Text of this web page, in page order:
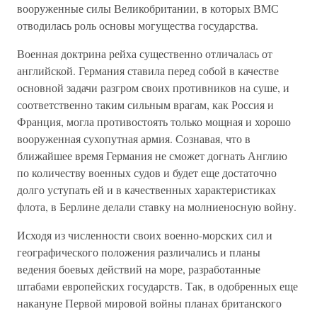
вооруженные силы Великобритании, в которых ВМС
отводилась роль основы могущества государства.
Военная доктрина рейха существенно отличалась от
английской. Германия ставила перед собой в качестве
основной задачи разгром своих противников на суше, и
соответственно таким сильным врагам, как Россия и
Франция, могла противостоять только мощная и хорошо
вооруженная сухопутная армия. Сознавая, что в
ближайшее время Германия не сможет догнать Англию
по количеству военных судов и будет еще достаточно
долго уступать ей и в качественных характеристиках
флота, в Берлине делали ставку на молниеносную войну.
Исходя из численности своих военно-морских сил и
географического положения различались и планы
ведения боевых действий на море, разработанные
штабами европейских государств. Так, в одобренных еще
накануне Первой мировой войны планах британского